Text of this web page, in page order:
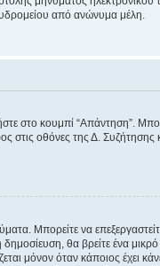
από ανώνυμα μέλη.
στο κουμπί “Απάντηση”.
στις οθόνες της Δ.
Μπορείτε να
θα βρείτε ένα
μόνον όταν κάποιος έχει